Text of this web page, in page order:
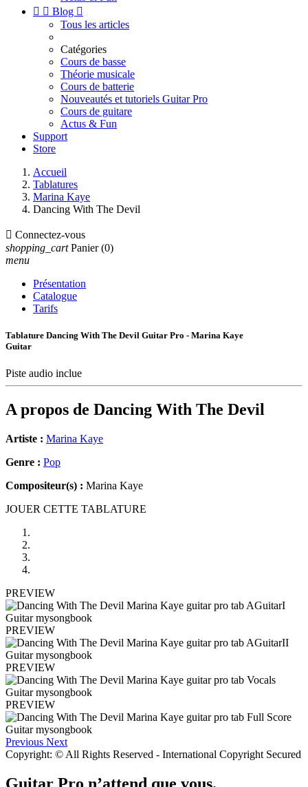
  Blog 
Tous les articles
Catégories
Cours de basse
Théorie musicale
Cours de batterie
Nouveautés et tutoriels Guitar Pro
Cours de guitare
Actus & Fun
Support
Store
Accueil
Tablatures
Marina Kaye
Dancing With The Devil
 Connectez-vous
shopping_cart Panier (0)
menu
Présentation
Catalogue
Tarifs
Tablature Dancing With The Devil Guitar Pro - Marina Kaye
Guitar
Piste audio inclue
A propos de Dancing With The Devil
Artiste : Marina Kaye
Genre : Pop
Compositeur(s) : Marina Kaye
JOUER CETTE TABLATURE
PREVIEW
PREVIEW
PREVIEW
PREVIEW
Previous Next
Copyright: © All Rights Reserved - International Copyright Secured